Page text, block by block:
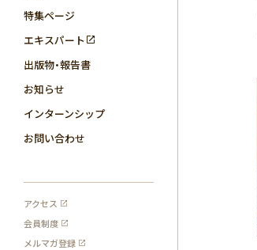
特集ページ
エキスパート
出版物・報告書
お知らせ
インターンシップ
お問い合わせ
アクセス
会員制度
メルマガ登録